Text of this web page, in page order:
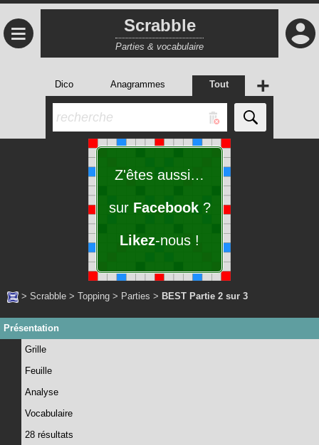
≡ Scrabble
Parties & vocabulaire
Dico Anagrammes Tout +
Z'êtes aussi…
sur Facebook?
Likez-nous !
> Scrabble > Topping > Parties > BEST Partie 2 sur 3
Présentation
Grille
Feuille
Analyse
Vocabulaire
28 résultats